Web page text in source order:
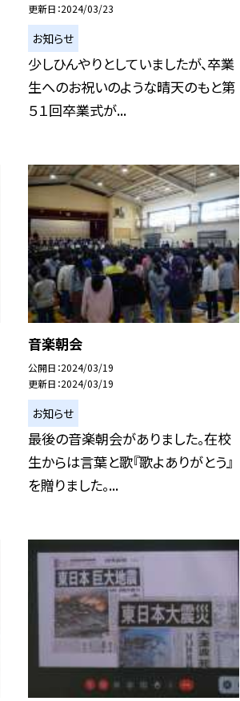
更新日 2024/03/23
お知らせ
少しひんやりとしていましたが、卒業
生へのお祝いのような晴天のもと第
５１回卒業式が...
音楽朝会
公開日 2024/03/19
更新日 2024/03/19
お知らせ
最後の音楽朝会がありました。在校
生からは言葉と歌『歌よありがとう』
を贈りました。...